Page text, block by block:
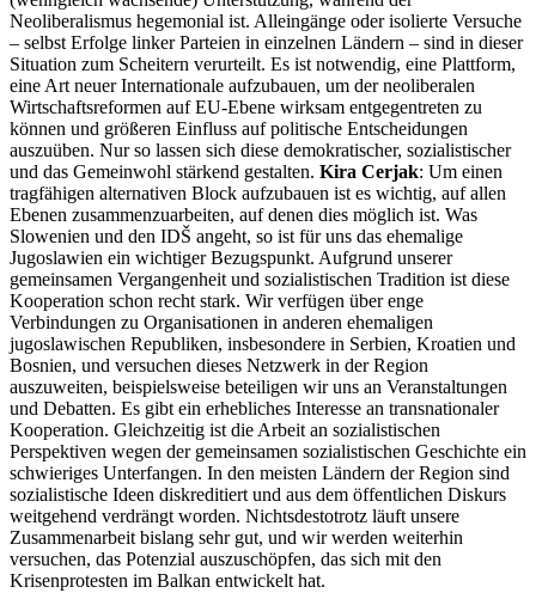
Neoliberalismus hegemonial ist. Alleingänge oder isolierte Versuche
– selbst Erfolge linker Parteien in einzelnen Ländern – sind in dieser
Situation zum Scheitern verurteilt. Es ist notwendig, eine Plattform,
eine Art neuer Internationale aufzubauen, um der neoliberalen
Wirtschaftsreformen auf EU-Ebene wirksam entgegentreten zu
können und größeren Einfluss auf politische Entscheidungen
auszuüben. Nur so lassen sich diese demokratischer, sozialistischer
und das Gemeinwohl stärkend gestalten. Kira Cerjak: Um einen
tragfähigen alternativen Block aufzubauen ist es wichtig, auf allen
Ebenen zusammenzuarbeiten, auf denen dies möglich ist. Was
Slowenien und den IDŠ angeht, so ist für uns das ehemalige
Jugoslawien ein wichtiger Bezugspunkt. Aufgrund unserer
gemeinsamen Vergangenheit und sozialistischen Tradition ist diese
Kooperation schon recht stark. Wir verfügen über enge
Verbindungen zu Organisationen in anderen ehemaligen
jugoslawischen Republiken, insbesondere in Serbien, Kroatien und
Bosnien, und versuchen dieses Netzwerk in der Region
auszuweiten, beispielsweise beteiligen wir uns an Veranstaltungen
und Debatten. Es gibt ein erhebliches Interesse an transnationaler
Kooperation. Gleichzeitig ist die Arbeit an sozialistischen
Perspektiven wegen der gemeinsamen sozialistischen Geschichte ein
schwieriges Unterfangen. In den meisten Ländern der Region sind
sozialistische Ideen diskreditiert und aus dem öffentlichen Diskurs
weitgehend verdrängt worden. Nichtsdestotrotz läuft unsere
Zusammenarbeit bislang sehr gut, und wir werden weiterhin
versuchen, das Potenzial auszuschöpfen, das sich mit den
Krisenprotesten im Balkan entwickelt hat.